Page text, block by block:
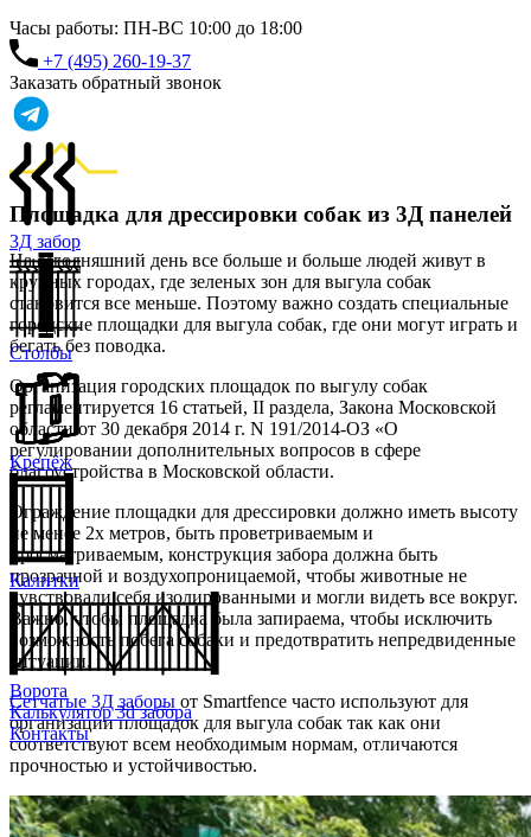
Часы работы: ПН-ВС 10:00 до 18:00
+7 (495) 260-19-37
Заказать обратный звонок
3Д забор
Столбы
Крепёж
Калитки
Ворота
Калькулятор 3d забора
Контакты
Площадка для дрессировки собак из 3Д панелей
На сегодняшний день все больше и больше людей живут в
крупных городах, где зеленых зон для выгула собак
становится все меньше. Поэтому важно создать специальные
городские площадки для выгула собак, где они могут играть и
бегать без поводка.
Организация городских площадок по выгулу собак
регламентируется 16 статьей, II раздела, Закона Московской
области от 30 декабря 2014 г. N 191/2014-ОЗ «О
регулировании дополнительных вопросов в сфере
благоустройства в Московской области.
Ограждение площадки для дрессировки должно иметь высоту
не менее 2х метров, быть проветриваемым и
просматриваемым, конструкция забора должна быть
прозрачной и воздухопроницаемой, чтобы животные не
чувствовали себя изолированными и могли видеть все вокруг.
Важно, чтобы площадка была запираема, чтобы исключить
возможность побега собаки и предотвратить непредвиденные
ситуации.
Сетчатые 3Д заборы от Smartfence часто используют для
организации площадок для выгула собак так как они
соответствуют всем необходимым нормам, отличаются
прочностью и устойчивостью.